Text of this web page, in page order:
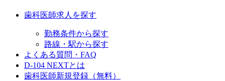
歯科医師求人を探す
勤務条件から探す
路線・駅から探す
よくある質問・FAQ
D-104 NEXTとは
歯科医師新規登録（無料）